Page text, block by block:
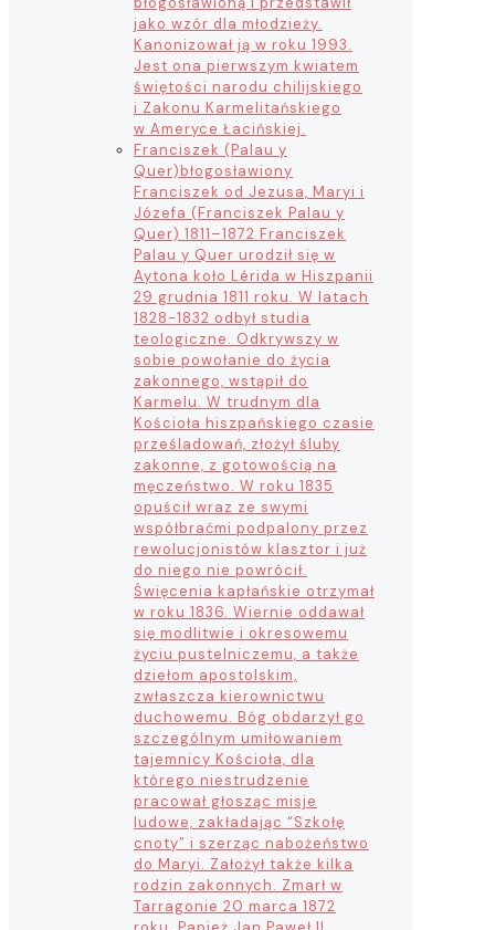
jako wzór dla młodzieży.
Kanonizował ją w roku 1993.
Jest ona pierwszym kwiatem
świętości narodu chilijskiego
i Zakonu Karmelitańskiego
w Ameryce Łacińskiej.
Franciszek (Palau y
Quer)błogosławiony
Franciszek od Jezusa, Maryi i
Józefa (Franciszek Palau y
Quer) 1811–1872 Franciszek
Palau y Quer urodził się w
Aytona koło Lérida w Hiszpanii
29 grudnia 1811 roku. W latach
1828-1832 odbył studia
teologiczne. Odkrywszy w
sobie powołanie do życia
zakonnego, wstąpił do
Karmelu. W trudnym dla
Kościoła hiszpańskiego czasie
prześladowań, złożył śluby
zakonne, z gotowością na
męczeństwo. W roku 1835
opuścił wraz ze swymi
współbraćmi podpalony przez
rewolucjonistów klasztor i już
do niego nie powrócił.
Święcenia kapłańskie otrzymał
w roku 1836. Wiernie oddawał
się modlitwie i okresowemu
życiu pustelniczemu, a także
dziełom apostolskim,
zwłaszcza kierownictwu
duchowemu. Bóg obdarzył go
szczególnym umiłowaniem
tajemnicy Kościoła, dla
którego niestrudzenie
pracował głosząc misje
ludowe, zakładając “Szkołę
cnoty” i szerząc nabożeństwo
do Maryi. Założył także kilka
rodzin zakonnych. Zmarł w
Tarragonie 20 marca 1872